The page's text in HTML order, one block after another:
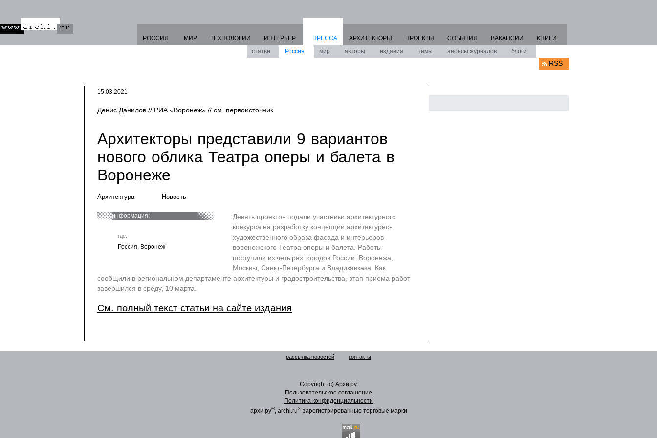
РОССИЯ МИР ТЕХНОЛОГИИ ИНТЕРЬЕР
ПРЕССА
статьи
Россия мир авторы издания темы анонсы журналов блоги
АРХИТЕКТОРЫ ПРОЕКТЫ СОБЫТИЯ ВАКАНСИИ КНИГИ
RSS
15.03.2021
Денис Данилов // РИА «Воронеж» // см. первоисточник
Архитекторы представили 9 вариантов
нового облика Театра оперы и балета в
Воронеже
Архитектура Новость
информация:
где:
Россия. Воронеж
Девять проектов подали участники архитектурного
конкурса на разработку концепции архитектурно-
художественного образа фасада и интерьеров
воронежского Театра оперы и балета. Работы
поступили из четырех городов России: Воронежа,
Москвы, Санкт-Петербурга и Владикавказа. Как
сообщили в региональном департаменте архитектуры и градостроительства, этап приема работ
завершился в среду, 10 марта.
См. полный текст статьи на сайте издания
рассылка новостей контакты
Copyright (c) Архи.ру.
Пользовательское соглашение
Политика конфиденциальности
архи.ру®, archi.ru®зарегистрированные торговые марки